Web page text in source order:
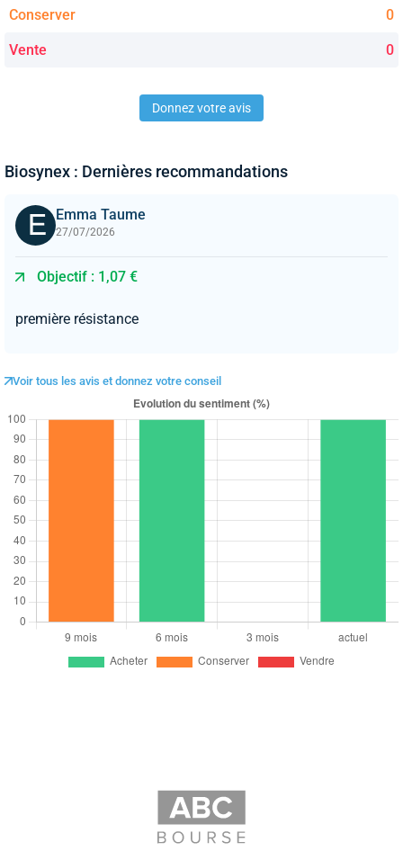
Conserver 0
Vente 0
Donnez votre avis
Biosynex : Dernières recommandations
Emma Taume
27/07/2026
Objectif : 1,07 €
première résistance
Voir tous les avis et donnez votre conseil